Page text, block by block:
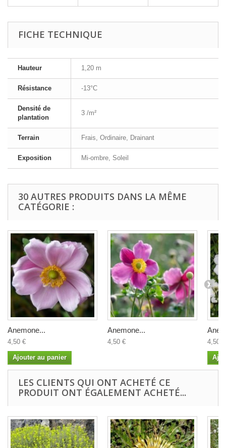
FICHE TECHNIQUE
Hauteur 1,20 m
Résistance -13°C
Densité de
plantation
3 /m²
Terrain Frais, Ordinaire, Drainant
Exposition Mi-ombre, Soleil
30 AUTRES PRODUITS DANS LA MÊME
CATÉGORIE :
Anemone...
4,50 €
Ajouter au panier
Anemone...
4,50 € 4,50 €
LES CLIENTS QUI ONT ACHETÉ CE
PRODUIT ONT ÉGALEMENT ACHETÉ...